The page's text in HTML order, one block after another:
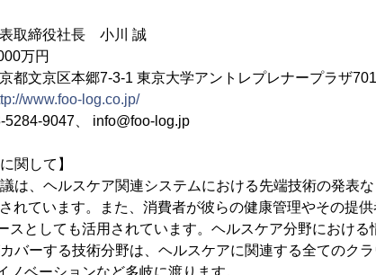
締役社長 小川 誠
万円
京区本郷7-3-1 東京大学アントレプレナープラザ701
www.foo-log.co.jp/
5284-9047、 info@foo-log.jp
関して】
議は、ヘルスケア関連システムにおける先端技術の発表
れています。また、消費者が彼らの健康管理やその提
スとしても活用されています。ヘルスケア分野におけ
カバーする技術分野は、ヘルスケアに関連する全てのク
ノベーションなど多岐に渡ります。